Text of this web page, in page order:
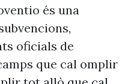
és una
oficials de
que cal omplir